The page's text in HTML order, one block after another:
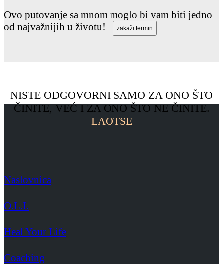
Ovo putovanje sa mnom moglo bi vam biti jedno
od najvažnijih u životu!
zakaži termin
NISTE ODGOVORNI SAMO ZA ONO ŠTO
ČINITE, VEĆ I ZA ONO ŠTO NE ČINITE.
LAOTSE
Naslovnica
O.L.I.
Heal Your Life
Coaching